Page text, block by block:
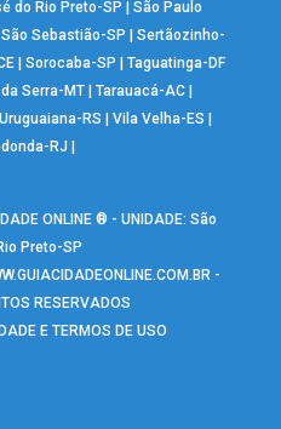
do Rio Preto-SP |São Paulo
São Sebastião-SP |Sertãozinho-
|Sorocaba-SP |Taguatinga-DF
Serra-MT| Tarauacá-AC|
Uruguaiana-RS |Vila Velha-ES |
RJ |
ONLINE ® - UNIDADE: São
Preto-SP
-
RESERVADOS
E TERMOS DE USO